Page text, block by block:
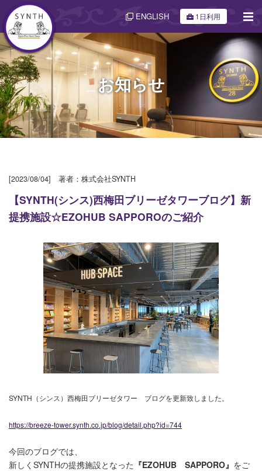
ENGLISH 1日利用
お知らせ
[2023/08/04] 著者：株式会社SYNTH
【SYNTH(シンス)西梅田ブリーゼタワーブログ】新
提携施設☆EZOHUB SAPPOROのご紹介
SYNTH（シンス）西梅田ブリーゼタワー ブログを更新致しました。
https://breeze-tower.synth.co.jp/blog/detail.php?id=744
今回のブログでは、
新しくSYNTHの提携施設となった 『EZOHUB SAPPORO』 をご